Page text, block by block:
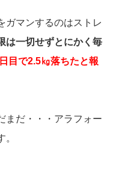
ガマンするのはストレ
は一切せずとにかく毎
目で2.5㎏落ちたと報
まだ・・・アラフォー